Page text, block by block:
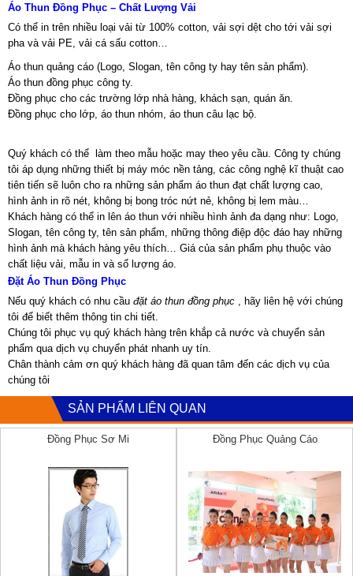
Áo Thun Đồng Phục – Chất Lượng Vải
Có thể in trên nhiều loại vải từ 100% cotton, vải sợi dệt cho tới vải sợi
pha và vải PE, vải cá sấu cotton…
Áo thun quảng cáo (Logo, Slogan, tên công ty hay tên sản phẩm).
Áo thun đồng phục công ty.
Đồng phục cho các trường lớp nhà hàng, khách sạn, quán ăn.
Đồng phục cho lớp, áo thun nhóm, áo thun câu lạc bộ.
Quý khách có thể làm theo mẫu hoặc may theo yêu cầu. Công ty chúng
tôi áp dụng những thiết bị máy móc nền tảng, các công nghệ kĩ thuật cao
tiên tiến sẽ luôn cho ra những sản phẩm áo thun đạt chất lượng cao,
hình ảnh in rõ nét, không bị bong tróc nứt nẻ, không bị lem màu…
Khách hàng có thể in lên áo thun với nhiều hình ảnh đa dạng như: Logo,
Slogan, tên công ty, tên sản phẩm, những thông điệp độc đáo hay những
hình ảnh mà khách hàng yêu thích… Giá của sản phẩm phụ thuộc vào
chất liệu vải, mẫu in và số lượng áo.
Đặt Áo Thun Đồng Phục
Nếu quý khách có nhu cầu đặt áo thun đồng phục
, hãy liên hệ với chúng
tôi để biết thêm thông tin chi tiết.
Chúng tôi phục vụ quý khách hàng trên khắp cả nước và chuyển sản
phẩm qua dịch vụ chuyển phát nhanh uy tín.
Chân thành cảm ơn quý khách hàng đã quan tâm đến các dịch vụ của
chúng tôi
SẢN PHẨM LIÊN QUAN
Đồng Phục Sơ Mi Đồng Phục Quảng Cáo